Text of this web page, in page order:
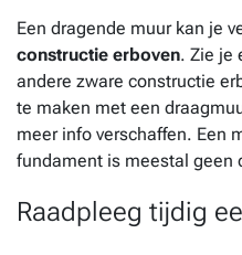
Een dragende muur kan je
constructie erboven. Zie je
andere zware constructie
te maken met een
meer info verschaffen. Een
fundament is meestal geen
Raadpleeg tijdig